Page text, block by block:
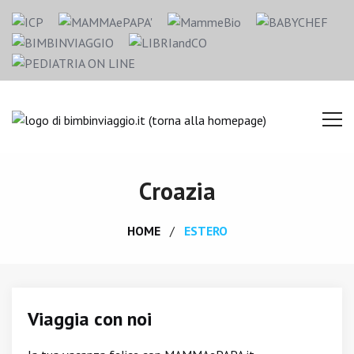
Croazia
HOME ESTERO
Viaggia con noi